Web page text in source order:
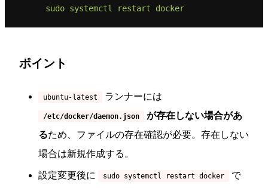
      sudo systemctl restart docker
ポイント
ubuntu-latest ランナーには
/etc/docker/daemon.json
が存在しない場合があ
るため、ファイルの存在確認が必要。存在しない
場合は新規作成する。
設定変更後に sudo systemctl restart docker
で